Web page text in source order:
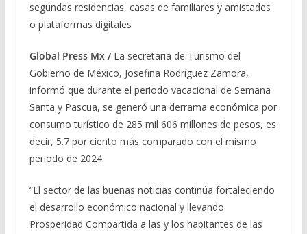
segundas residencias, casas de familiares y amistades
o plataformas digitales
Global Press Mx / La secretaria de Turismo del
Gobierno de México, Josefina Rodríguez Zamora,
informó que durante el periodo vacacional de Semana
Santa y Pascua, se generó una derrama económica por
consumo turístico de 285 mil 606 millones de pesos, es
decir, 5.7 por ciento más comparado con el mismo
periodo de 2024.
“El sector de las buenas noticias continúa fortaleciendo
el desarrollo económico nacional y llevando
Prosperidad Compartida a las y los habitantes de las